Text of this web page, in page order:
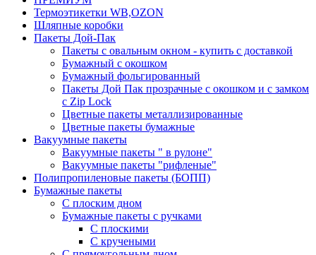
Термоэтикетки WB,OZON
Шляпные коробки
Пакеты Дой-Пак
Пакеты с овальным окном - купить с доставкой
Бумажный с окошком
Бумажный фольгированный
Пакеты Дой Пак прозрачные с окошком и с замком
с Zip Lock
Цветные пакеты металлизированные
Цветные пакеты бумажные
Вакуумные пакеты
Вакуумные пакеты " в рулоне"
Вакуумные пакеты "рифленые"
Полипропиленовые пакеты (БОПП)
Бумажные пакеты
С плоским дном
Бумажные пакеты с ручками
С плоскими
С кручеными